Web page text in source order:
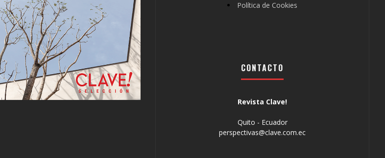
Política de Cookies
CONTACTO
Revista Clave!
Quito - Ecuador
perspectivas@clave.com.ec